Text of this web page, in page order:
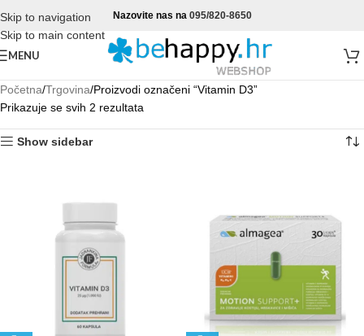
Skip to navigation
Skip to main content
Nazovite nas na 095/820-8650
MENU
Početna Trgovina Proizvodi označeni “Vitamin D3”
Prikazuje se svih 2 rezultata
Show sidebar